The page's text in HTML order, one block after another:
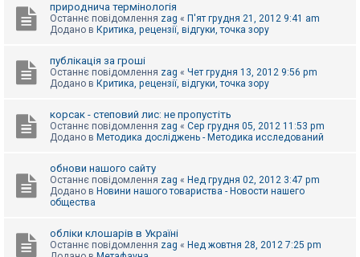
природнича термінологія
Останнє повідомлення zag « П'ят грудня 21, 2012 9:41 am
Додано в Критика, рецензії, відгуки, точка зору
публікація за гроші
Останнє повідомлення zag « Чет грудня 13, 2012 9:56 pm
Додано в Критика, рецензії, відгуки, точка зору
корсак - степовий лис: не пропустіть
Останнє повідомлення zag « Сер грудня 05, 2012 11:53 pm
Додано в Методика досліджень - Методика исследований
обнови нашого сайту
Останнє повідомлення zag « Нед грудня 02, 2012 3:47 pm
Додано в Новини нашого товариства - Новости нашего
общества
обліки клошарів в Україні
Останнє повідомлення zag « Нед жовтня 28, 2012 7:25 pm